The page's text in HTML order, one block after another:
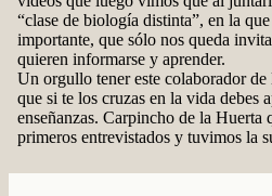
“clase de biología distinta”, en la
importante, que sólo nos queda
quieren informarse y aprender.
Un orgullo tener este colaborador de
que si te los cruzas en la vida debes
enseñanzas. Carpincho de la Huerta
primeros entrevistados y tuvimos la